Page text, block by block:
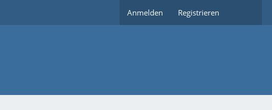
Anmelden Registrieren